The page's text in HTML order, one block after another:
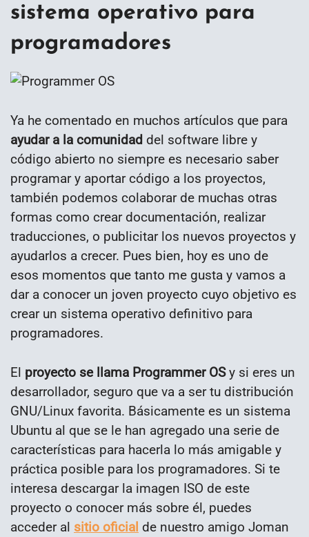
sistema operativo para
programadores
Ya he comentado en muchos artículos que para
ayudar a la comunidad del software libre y
código abierto no siempre es necesario saber
programar y aportar código a los proyectos,
también podemos colaborar de muchas otras
formas como crear documentación, realizar
traducciones, o publicitar los nuevos proyectos y
ayudarlos a crecer. Pues bien, hoy es uno de
esos momentos que tanto me gusta y vamos a
dar a conocer un joven proyecto cuyo objetivo es
crear un sistema operativo definitivo para
programadores.
El proyecto se llama Programmer OSy si eres un
desarrollador, seguro que va a ser tu distribución
GNU/Linux favorita. Básicamente es un sistema
Ubuntu al que se le han agregado una serie de
características para hacerla lo más amigable y
práctica posible para los programadores. Si te
interesa descargar la imagen ISO de este
proyecto o conocer más sobre él, puedes
acceder al sitio oficial de nuestro amigo Joman